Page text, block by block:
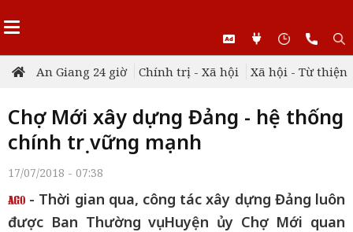
An Giang 24 giờ Chính trị - Xã hội Xã hội - Từ thiện
Chợ Mới xây dựng Đảng - hệ thống
chính trị vững mạnh
17/07/2018 - 07:38
- Thời gian qua, công tác xây dựng Đảng luôn
được Ban Thường vụ Huyện ủy Chợ Mới quan